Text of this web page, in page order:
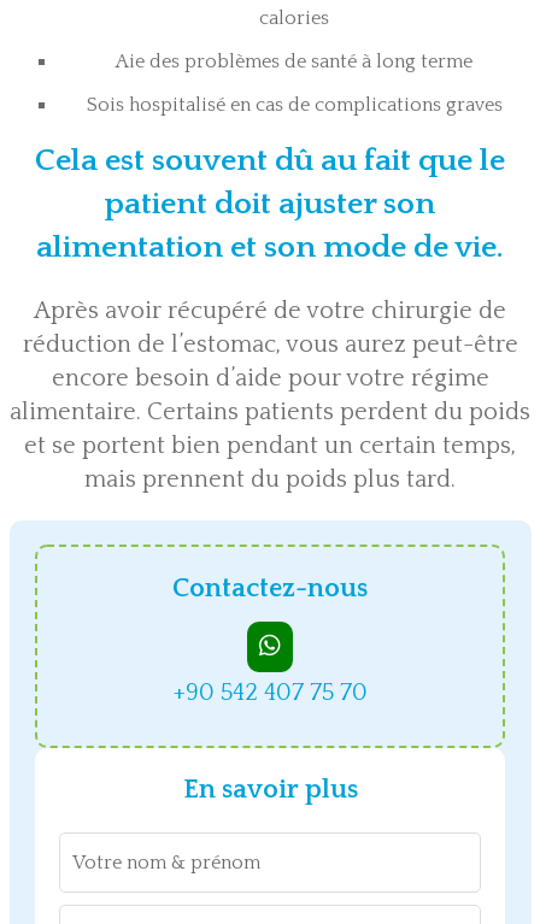
calories
Aie des problèmes de santé à long terme
Sois hospitalisé en cas de complications graves
Cela est souvent dû au fait que le
patient doit ajuster son
alimentation et son mode de vie.
Après avoir récupéré de votre chirurgie de
réduction de l’estomac, vous aurez peut-être
encore besoin d’aide pour votre régime
alimentaire. Certains patients perdent du poids
et se portent bien pendant un certain temps,
mais prennent du poids plus tard.
Contactez-nous
+90 542 407 75 70
En savoir plus